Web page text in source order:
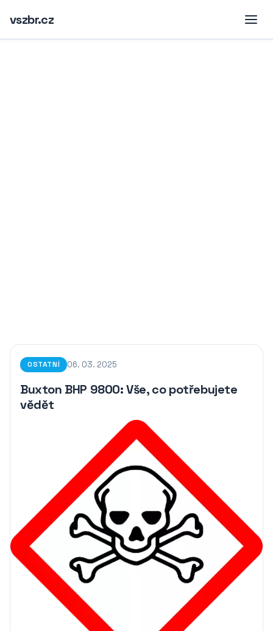
vszbr.cz
OSTATNÍ 06. 03. 2025
Buxton BHP 9800: Vše, co potřebujete
vědět